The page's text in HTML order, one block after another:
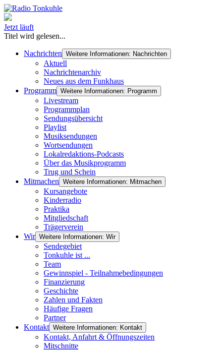
Jetzt läuft
Titel wird gelesen...
Nachrichten Weitere Informationen: Nachrichten
Aktuell
Nachrichtenarchiv
Neues aus dem Funkhaus
Programm Weitere Informationen: Programm
Livestream
Programmplan
Sendungsübersicht
Playlist
Musiksendungen
Wortsendungen
Lokalredaktions-Podcasts
Über das Musikprogramm
Trug und Schein
Mitmachen Weitere Informationen: Mitmachen
Kursangebote
Kinderradio
Praktika
Mitgliedschaft
Trägerverein
Wir Weitere Informationen: Wir
Sendegebiet
Tonkuhle ist ...
Team
Gewinnspiel - Teilnahmebedingungen
Finanzierung
Geschichte
Zahlen und Fakten
Häufige Fragen
Partner
Kontakt Weitere Informationen: Kontakt
Kontakt, Anfahrt & Öffnungszeiten
Mitschnitte